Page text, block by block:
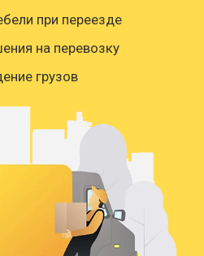
при переезде
на перевозку
грузов